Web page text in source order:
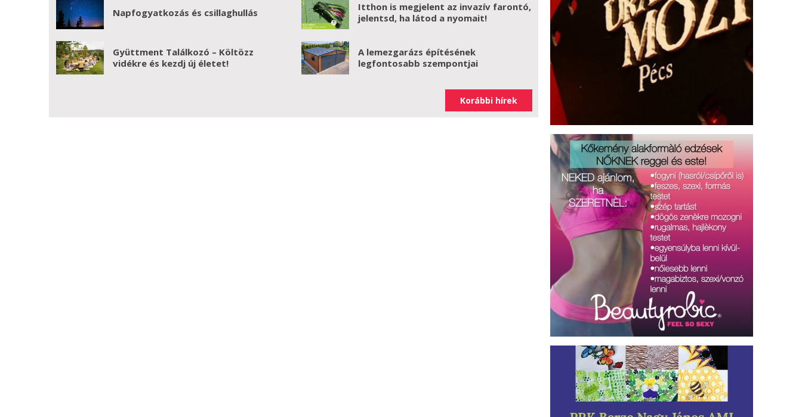
Napfogyatkozás és csillaghullás
Itthon is megjelent az invazív farontó,
jelentsd, ha látod a nyomait!
Gyüttment Találkozó – Költözz
vidékre és kezdj új életet!
A lemezgarázs építésének
legfontosabb szempontjai
Korábbi hírek